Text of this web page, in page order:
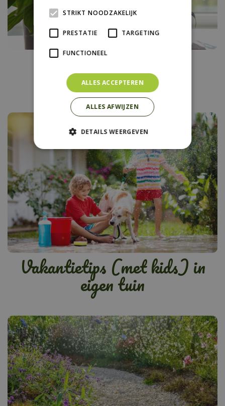
Vakantietips voor je
kamerplanten
Vakantietips (met kids) in
eigen tuin
STRIKT NOODZAKELIJK
PRESTATIE TARGETING
FUNCTIONEEL
ALLES ACCEPTEREN
ALLES AFWIJZEN
DETAILS WEERGEVEN